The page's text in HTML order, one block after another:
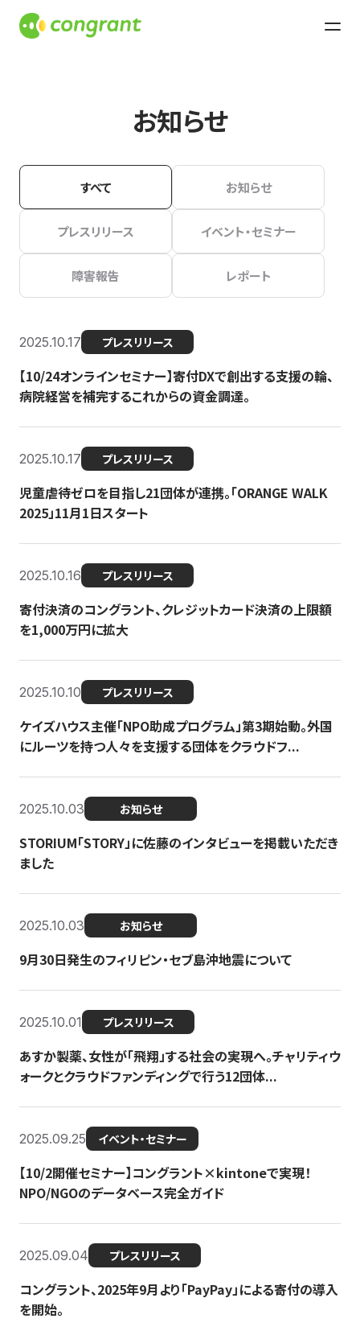
お知らせ
すべて お知らせ
プレスリリース イベント・セミナー
障害報告 レポート
2025.10.17 プレスリリース
【10/24オンラインセミナー】寄付DXで創出する支援の輪、
病院経営を補完するこれからの資金調達。
2025.10.17 プレスリリース
児童虐待ゼロを目指し21団体が連携。「ORANGE WALK
2025」11月1日スタート
2025.10.16 プレスリリース
寄付決済のコングラント、クレジットカード決済の上限額
を1,000万円に拡大
2025.10.10 プレスリリース
ケイズハウス主催「NPO助成プログラム」第3期始動。外国
にルーツを持つ人々を支援する団体をクラウドフ...
2025.10.03 お知らせ
STORIUM「STORY」に佐藤のインタビューを掲載いただき
ました
2025.10.03 お知らせ
9月30日発生のフィリピン・セブ島沖地震について
2025.10.01 プレスリリース
あすか製薬、女性が「飛翔」する社会の実現へ。チャリティウ
ォークとクラウドファンディングで行う12団体...
2025.09.25 イベント・セミナー
【10/2開催セミナー】コングラント×kintoneで実現！
NPO/NGOのデータベース完全ガイド
2025.09.04 プレスリリース
コングラント、2025年9月より「PayPay」による寄付の導入
を開始。